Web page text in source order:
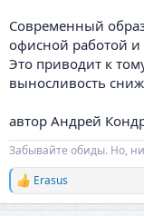
Современный
офисной работой и
Это приводит к
выносливость
автор Андрей
Забывайте обиды. Но,
Р
е
Erasus